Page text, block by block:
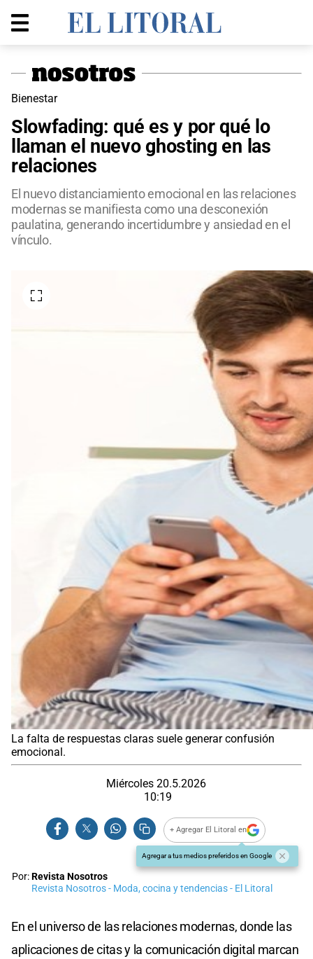
Bienestar
Slowfading: qué es y por qué lo
llaman el nuevo ghosting en las
relaciones
El nuevo distanciamiento emocional en las relaciones
modernas se manifiesta como una desconexión
paulatina, generando incertidumbre y ansiedad en el
vínculo.
La falta de respuestas claras suele generar confusión
emocional.
Miércoles 20.5.2026
10:19
+ Agregar El Litoral en
Agregar a tus medios preferidos en Google
Por:Revista Nosotros
Revista Nosotros - Moda, cocina y tendencias - El Litoral
En el universo de las relaciones modernas, donde las
aplicaciones de citas y la comunicación digital marcan